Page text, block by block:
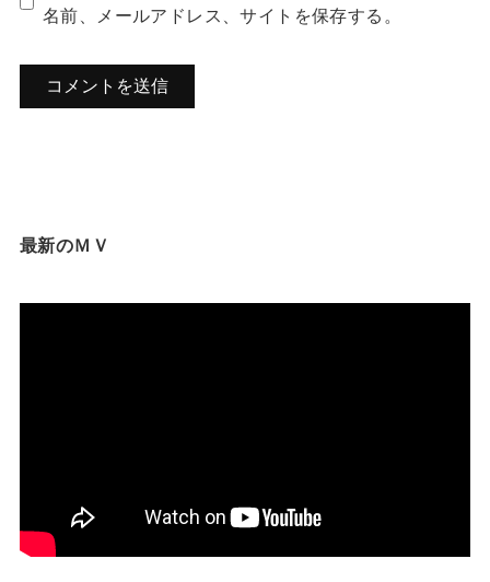
名前、メールアドレス、サイトを保存する。
最新のＭＶ